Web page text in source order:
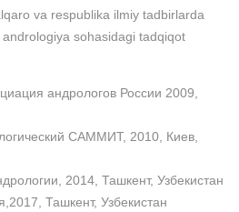
va respublika ilmiy tadbirlarda
sohasidagi tadqiqot
андрологов России 2009,
САММИТ, 2010, Киев,
2014, Ташкент, Узбекистан
Ташкент, Узбекистан